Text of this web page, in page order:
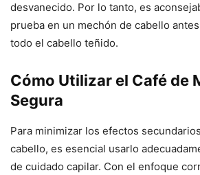
desvanecido. Por lo tanto, es
prueba en un mechón de cabello
todo el cabello teñido.
Cómo Utilizar el Café de
Segura
Para minimizar los efectos
cabello, es esencial usarlo
de cuidado capilar. Con el enfoque